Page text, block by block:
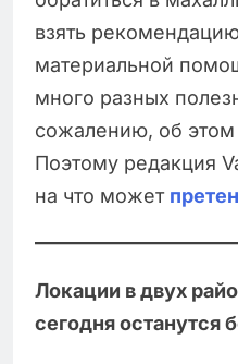
взять
материальной
много разных
сожалению, об этом
Поэтому редакция
на что может
Локации в двух
сегодня останутся